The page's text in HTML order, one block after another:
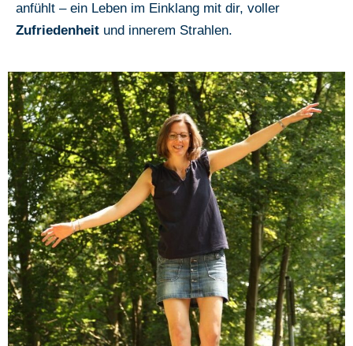
anfühlt – ein Leben im Einklang mit dir, voller
Zufriedenheit und innerem Strahlen.